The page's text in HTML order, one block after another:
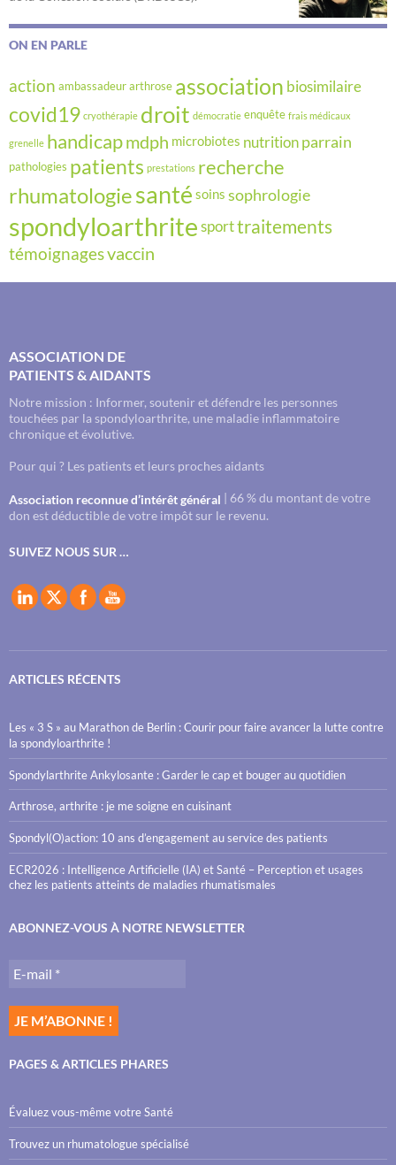
ON EN PARLE
action ambassadeurarthrose association biosimilaire
covid19 cryothérapie droit démocratie enquête frais médicaux
grenelle handicapmdph microbiotes nutritionparrain
pathologies patients prestations recherche
rhumatologiesanté soins sophrologie
spondyloarthritesporttraitements
témoignagesvaccin
ASSOCIATION DE
PATIENTS & AIDANTS
Notre mission : Informer, soutenir et défendre les personnes
touchées par la spondyloarthrite, une maladie inflammatoire
chronique et évolutive.
Pour qui ? Les patients et leurs proches aidants
Association reconnue d’intérêt général | 66 % du montant de votre
don est déductible de votre impôt sur le revenu.
SUIVEZ NOUS SUR …
ARTICLES RÉCENTS
Les « 3 S » au Marathon de Berlin : Courir pour faire avancer la lutte contre
la spondyloarthrite !
Spondylarthrite Ankylosante : Garder le cap et bouger au quotidien
Arthrose, arthrite : je me soigne en cuisinant
Spondyl(O)action: 10 ans d’engagement au service des patients
ECR2026 : Intelligence Artificielle (IA) et Santé – Perception et usages
chez les patients atteints de maladies rhumatismales
ABONNEZ-VOUS À NOTRE NEWSLETTER
PAGES & ARTICLES PHARES
Évaluez vous-même votre Santé
Trouvez un rhumatologue spécialisé